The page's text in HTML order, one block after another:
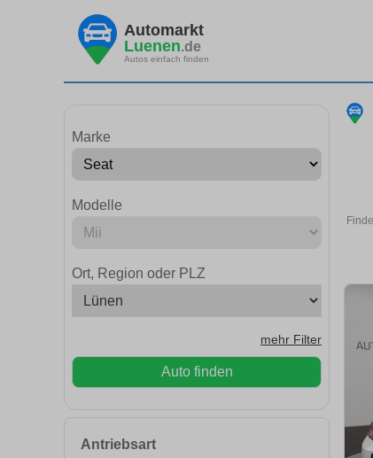
Automarkt
Luenen.de
Autos einfach finden
Marke
Modelle
Ort, Region oder PLZ
mehr Filter
Auto finden
Antriebsart